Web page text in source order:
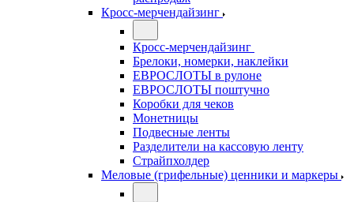
Кросс-мерчендайзинг
Кросс-мерчендайзинг
Брелоки, номерки, наклейки
ЕВРОСЛОТЫ в рулоне
ЕВРОСЛОТЫ поштучно
Коробки для чеков
Монетницы
Подвесные ленты
Разделители на кассовую ленту
Страйпхолдер
Меловые (грифельные) ценники и маркеры